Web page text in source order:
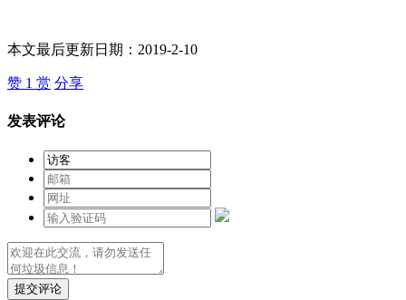
本文最后更新日期：2019-2-10
赞 1 赏 分享
发表评论
提交评论